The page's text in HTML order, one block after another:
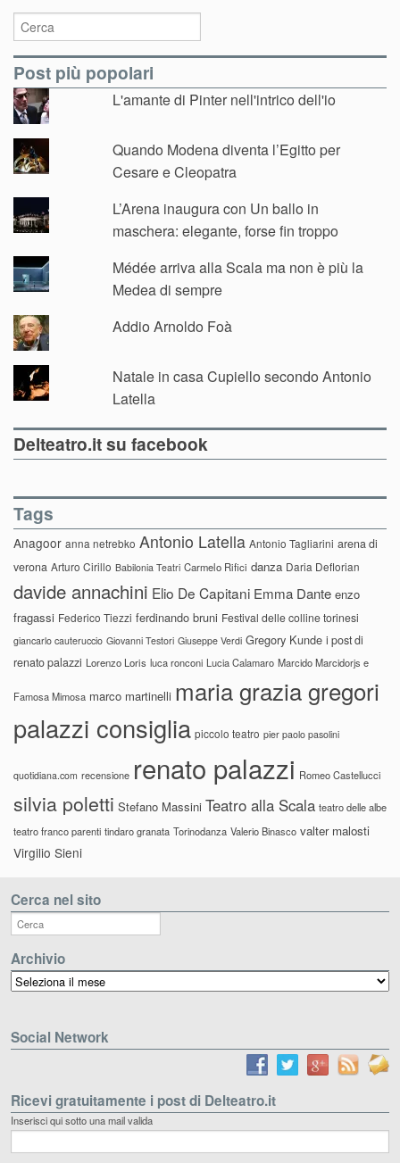
Post più popolari
L'amante di Pinter nell'intrico dell'io
Quando Modena diventa l’Egitto per
Cesare e Cleopatra
L’Arena inaugura con Un ballo in
maschera: elegante, forse fin troppo
Médée arriva alla Scala ma non è più la
Medea di sempre
Addio Arnoldo Foà
Natale in casa Cupiello secondo Antonio
Latella
Delteatro.it su facebook
Tags
Anagoor anna netrebko Antonio Latella Antonio Tagliarini arena di
verona Arturo Cirillo Babilonia Teatri Carmelo Rifici danza Daria Deflorian
davide annachini Elio De Capitani Emma Dante enzo
fragassi Federico Tiezzi ferdinando bruni Festival delle colline torinesi
giancarlo cauteruccio Giovanni Testori Giuseppe Verdi Gregory Kunde i post di
renato palazzi Lorenzo Loris luca ronconi Lucia Calamaro Marcido Marcidorjs e
Famosa Mimosa marco martinelli maria grazia gregori
palazzi consiglia piccolo teatro pier paolo pasolini
quotidiana.com recensione renato palazzi Romeo Castellucci
silvia poletti Stefano Massini Teatro alla Scala teatro delle albe
teatro franco parenti tindaro granata Torinodanza Valerio Binasco valter malosti
Virgilio Sieni
Cerca nel sito
Archivio
Archivio
Social Network
Ricevi gratuitamente i post di Delteatro.it
Inserisci qui sotto una mail valida